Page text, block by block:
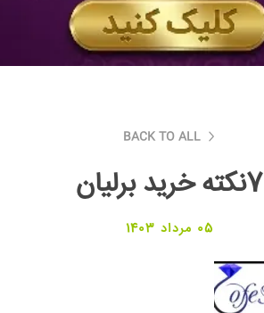
BACK TO ALL
7نکته خرید برلیان
05 مرداد 1403